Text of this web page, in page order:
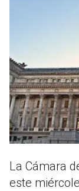
La Cámara
este